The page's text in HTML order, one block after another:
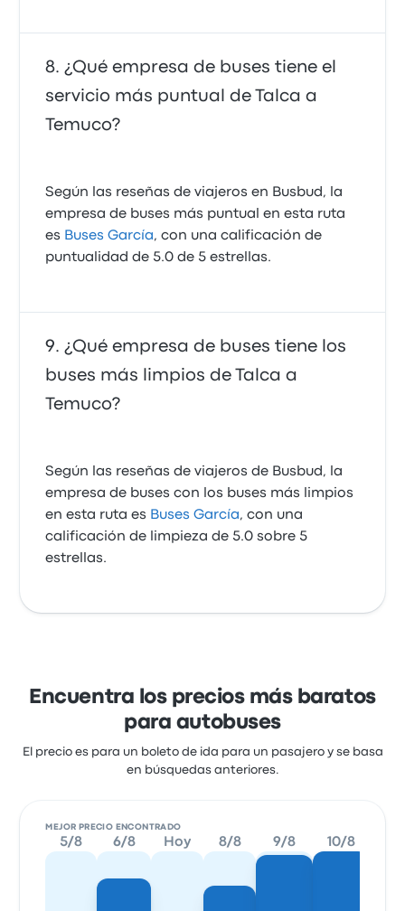
¿Qué empresa de buses tiene el
servicio más puntual de Talca a
Temuco?
Según las reseñas de viajeros en Busbud, la
empresa de buses más puntual en esta ruta
es Buses García, con una calificación de
puntualidad de 5.0 de 5 estrellas.
¿Qué empresa de buses tiene los
buses más limpios de Talca a
Temuco?
Según las reseñas de viajeros de Busbud, la
empresa de buses con los buses más limpios
en esta ruta es Buses García, con una
calificación de limpieza de 5.0 sobre 5
estrellas.
Encuentra los precios más baratos
para autobuses
El precio es para un boleto de ida para un pasajero y se basa
en búsquedas anteriores.
MEJOR PRECIO ENCONTRADO
5/8 6/8 Hoy 8/8 9/8 10/8